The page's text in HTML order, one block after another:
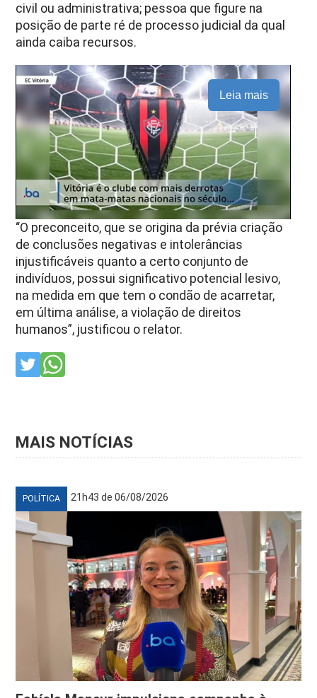
civil ou administrativa; pessoa que figure na
posição de parte ré de processo judicial da qual
ainda caiba recursos.
Leia mais
“O preconceito, que se origina da prévia criação
de conclusões negativas e intolerâncias
injustificáveis quanto a certo conjunto de
indivíduos, possui significativo potencial lesivo,
na medida em que tem o condão de acarretar,
em última análise, a violação de direitos
humanos”, justificou o relator.
MAIS NOTÍCIAS
POLÍTICA 21h43 de 06/08/2026